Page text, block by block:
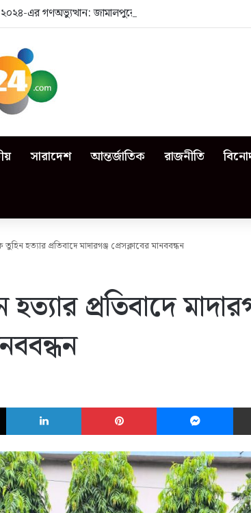
২০২৪-এর গণঅভ্যুত্থান: জামালপুরে কী কী ঘটেছিল?
সারাদেশ আন্তর্জাতিক রাজনীতি
তুহিন হত্যার প্রতিবাদে মাদারগঞ্জ প্রেসক্লাবের মানববন্ধন
প্রতিবাদে
X LinkedIn Pinterest